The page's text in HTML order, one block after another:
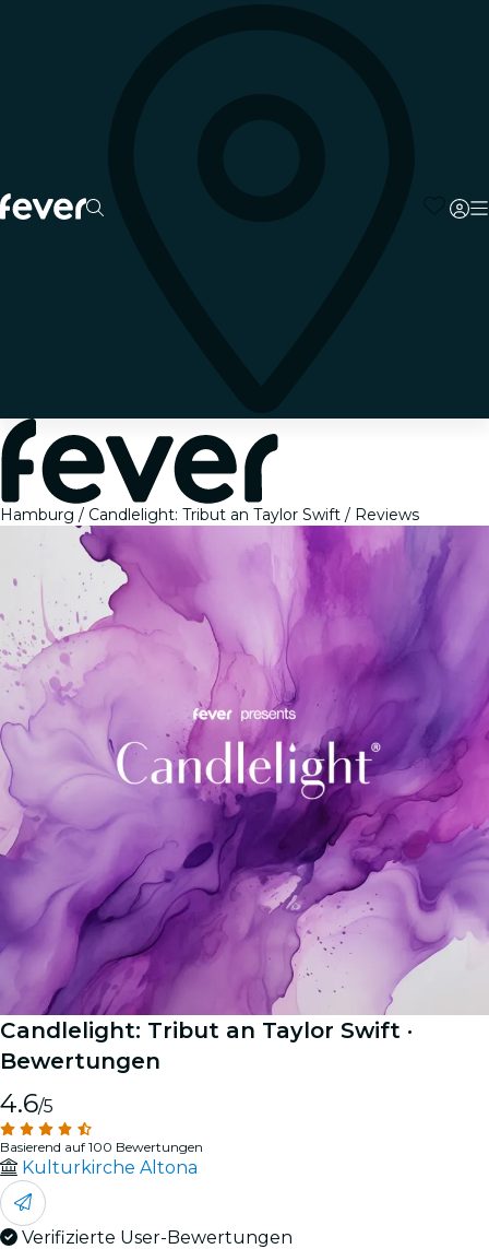
Hamburg Candlelight: Tribut an Taylor Swift Reviews
Candlelight: Tribut an Taylor Swift ·
Bewertungen
4.6/5
Basierend auf 100 Bewertungen
Kulturkirche Altona
Verifizierte User-Bewertungen